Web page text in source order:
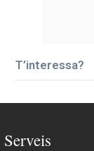
T’interessa?
Serveis